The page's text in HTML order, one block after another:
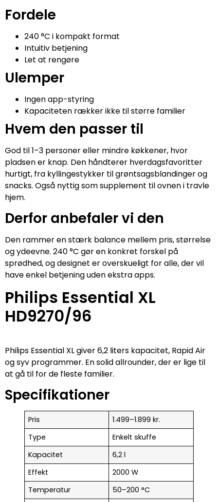
Fordele
240 °C i kompakt format
Intuitiv betjening
Let at rengøre
Ulemper
Ingen app-styring
Kapaciteten rækker ikke til større familier
Hvem den passer til
God til 1–3 personer eller mindre køkkener, hvor
pladsen er knap. Den håndterer hverdagsfavoritter
hurtigt, fra kyllingestykker til grøntsagsblandinger og
snacks. Også nyttig som supplement til ovnen i travle
hjem.
Derfor anbefaler vi den
Den rammer en stærk balance mellem pris, størrelse
og ydeevne. 240 °C gør en konkret forskel på
sprødhed, og designet er overskueligt for alle, der vil
have enkel betjening uden ekstra apps.
Philips Essential XL
HD9270/96
Philips Essential XL giver 6,2 liters kapacitet, Rapid Air
og syv programmer. En solid allrounder, der er lige til
at gå til for de fleste familier.
Specifikationer
Pris
1.499–1.899 kr.
Type
Enkelt skuffe
Kapacitet
6,2 l
Effekt
2000 W
Temperatur
50–200 °C